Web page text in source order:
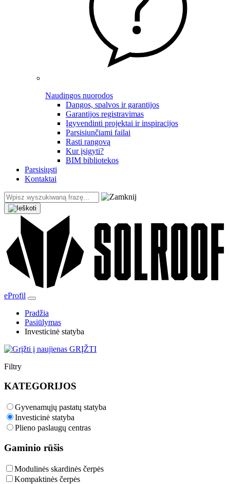
Naudingos nuorodos
Dangos, spalvos ir garantijos
Garantijos registravimas
Įgyvendinti projektai ir inspiracijos
Parsisiunčiami failai
Rasti rangovą
Kur įsigyti?
BIM bibliotekos
Parsisiųsti
Kontaktai
eProfil
Pradžia
Pasiūlymas
Investicinė statyba
GRĮŽTI
Filtry
KATEGORIJOS
Gyvenamųjų pastatų statyba
Investicinė statyba
Plieno paslaugų centras
Gaminio rūšis
Modulinės skardinės čerpės
Kompaktinės čerpės